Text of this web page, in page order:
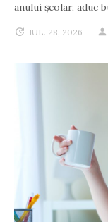
anului școlar, aduc
IUL. 28, 2026